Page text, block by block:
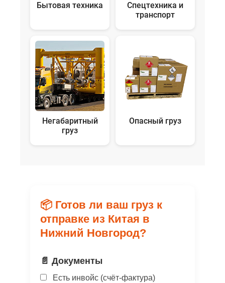
Бытовая техника
Спецтехника и
транспорт
Негабаритный
груз
Опасный груз
📦 Готов ли ваш груз к
отправке из Китая в
Нижний Новгород?
📄 Документы
Есть инвойс (счёт-фактура)